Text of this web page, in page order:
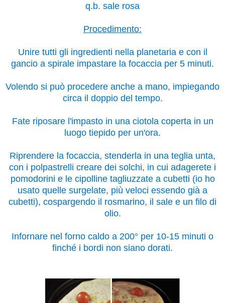
q.b. sale rosa
Procedimento:
Unire tutti gli ingredienti nella planetaria e con il
gancio a spirale impastare la focaccia per 5 minuti.
Volendo si può procedere anche a mano, impiegando
circa il doppio del tempo.
Fate riposare l'impasto in una ciotola coperta in un
luogo tiepido per un'ora.
Riprendere la focaccia, stenderla in una teglia unta,
con i polpastrelli creare dei solchi, in cui adagerete i
pomodorini e le cipolline tagliuzzate a cubetti (io ho
usato quelle surgelate, più veloci essendo già a
cubetti), cospargendo il rosmarino, il sale e un filo di
olio.
Infornare nel forno caldo a 200° per 10-15 minuti o
finché i bordi non siano dorati.